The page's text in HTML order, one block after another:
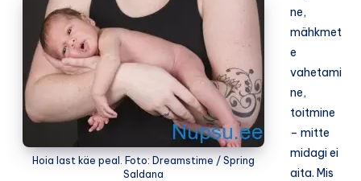
Hoia last käe peal. Foto: Dreamstime / Spring
Saldana
ne,
mähkmet
e
vahetami
ne,
toitmine
– mitte
midagi ei
aita. Mis